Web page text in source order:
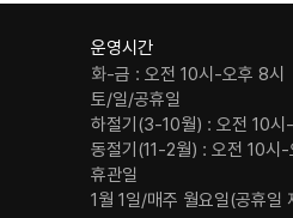
운영시간
화-금 : 오전 10시-오후 8시
토/일/공휴일
하절기(3-10월) : 오전 10시
동절기(11-2월) : 오전 10시-
휴관일
1월 1일/매주 월요일(공휴일